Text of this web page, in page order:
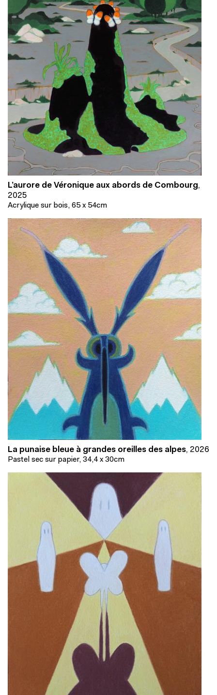
L’aurore de Véronique aux abords de Combourg,
2025
Acrylique sur bois, 65 x 54cm
La punaise bleue à grandes oreilles des alpes, 2026
Pastel sec sur papier, 34,4 x 30cm